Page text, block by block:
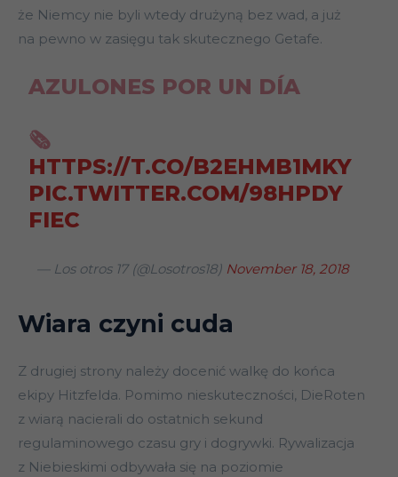
że Niemcy nie byli wtedy drużyną bez wad, a już
na pewno w zasięgu tak skutecznego Getafe.
AZULONES POR UN DÍA
🗞️
HTTPS://T.CO/B2EHMB1MKY
PIC.TWITTER.COM/98HPDY
FIEC
— Los otros 17 (@Losotros18) November 18, 2018
Wiara czyni cuda
Z drugiej strony należy docenić walkę do końca
ekipy Hitzfelda. Pomimo nieskuteczności, DieRoten
z wiarą nacierali do ostatnich sekund
regulaminowego czasu gry i dogrywki. Rywalizacja
z Niebieskimi odbywała się na poziomie